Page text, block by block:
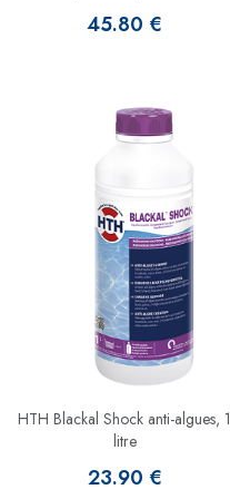
45.80 €
HTH Blackal Shock anti-algues, 1
litre
23.90 €